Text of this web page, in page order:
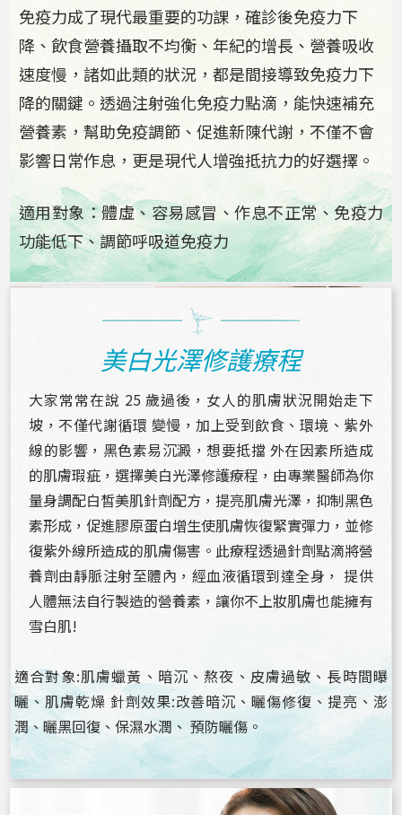
免疫力成了現代最重要的功課，確診後免疫力下
降、飲食營養攝取不均衡、年紀的增長、營養吸收
速度慢，諸如此類的狀況，都是間接導致免疫力下
降的關鍵。透過注射強化免疫力點滴，能快速補充
營養素，幫助免疫調節、促進新陳代謝，不僅不會
影響日常作息，更是現代人增強抵抗力的好選擇。
適用對象：體虛、容易感冒、作息不正常、免疫力
功能低下、調節呼吸道免疫力
美白光澤修護療程
大家常常在說 25 歲過後，女人的肌膚狀況開始走下
坡，不僅代謝循環 變慢，加上受到飲食、環境、紫外
線的影響，黑色素易沉澱，想要抵擋 外在因素所造成
的肌膚瑕疵，選擇美白光澤修護療程，由專業醫師為你
量身調配白皙美肌針劑配方，提亮肌膚光澤，抑制黑色
素形成，促進膠原蛋白增生使肌膚恢復緊實彈力，並修
復紫外線所造成的肌膚傷害。此療程透過針劑點滴將營
養劑由靜脈注射至體內，經血液循環到達全身， 提供
人體無法自行製造的營養素，讓你不上妝肌膚也能擁有
雪白肌!
適合對象:肌膚蠟黃、暗沉、熬夜、皮膚過敏、長時間曝
曬、肌膚乾燥 針劑效果:改善暗沉、曬傷修復、提亮、澎
潤、曬黑回復、保濕水潤、 預防曬傷。